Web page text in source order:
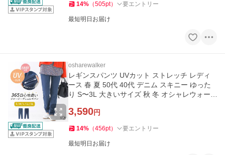
14% （505pt） 要エントリー
最短明日お届け
osharewalker
レギンスパンツ UVカット ストレッチ レディ
ース 春 夏 50代 40代 デニム スキニー ゆった
り S〜3L 大きいサイズ 秋 冬 オシャレウォー
3,590円
14% （456pt） 要エントリー
最短明日お届け